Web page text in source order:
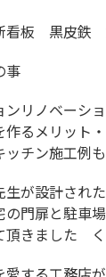
看板 黒皮
事
ンリノベーシ
作るメリット
ッチン施工例
生が設計され
の門扉と駐車
頂きました